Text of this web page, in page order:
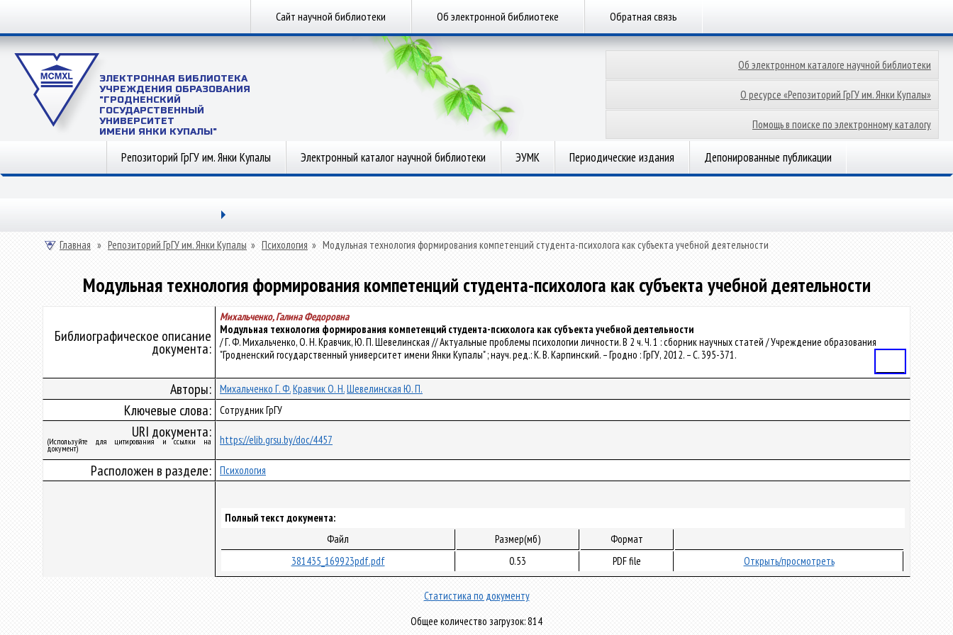
Сайт научной библиотеки Об электронной библиотеке Обратная связь
ЭЛЕКТРОННАЯ БИБЛИОТЕКА
УЧРЕЖДЕНИЯ ОБРАЗОВАНИЯ
"ГРОДНЕНСКИЙ
ГОСУДАРСТВЕННЫЙ
УНИВЕРСИТЕТ
ИМЕНИ ЯНКИ КУПАЛЫ"
Об электронном каталоге научной библиотеки
О ресурсе «Репозиторий ГрГУ им. Янки Купалы»
Помощь в поиске по электронному каталогу
Репозиторий ГрГУ им. Янки Купалы Электронный каталог научной библиотеки ЭУМК Периодические издания Депонированные публикации
Главная » Репозиторий ГрГУ им. Янки Купалы » Психология » Модульная технология формирования компетенций студента-психолога как субъекта учебной деятельности
Модульная технология формирования компетенций студента-психолога как субъекта учебной деятельности
Библиографическое описание
документа:
Михальченко, Галина Федоровна
Модульная технология формирования компетенций студента-психолога как субъекта учебной деятельности
/ Г. Ф. Михальченко, О. Н. Кравчик, Ю. П. Шевелинская // Актуальные проблемы психологии личности. В 2 ч. Ч. 1 : сборник научных статей / Учреждение образования
"Гродненский государственный университет имени Янки Купалы" ; науч. ред.: К. В. Карпинский. – Гродно : ГрГУ, 2012. – С. 395-371.
Авторы: Михальченко Г. Ф.Кравчик О. Н.Шевелинская Ю. П.
Ключевые слова: Сотрудник ГрГУ
URI документа:
(Используйте для цитирования и ссылки на
документ)
https://elib.grsu.by/doc/4457
Расположен в разделе: Психология
Полный текст документа:
Файл
Размер(мб)
Формат
381435_169923pdf.pdf
0.53 PDF file Открыть/просмотреть
Статистика по документу
Общее количество загрузок: 814